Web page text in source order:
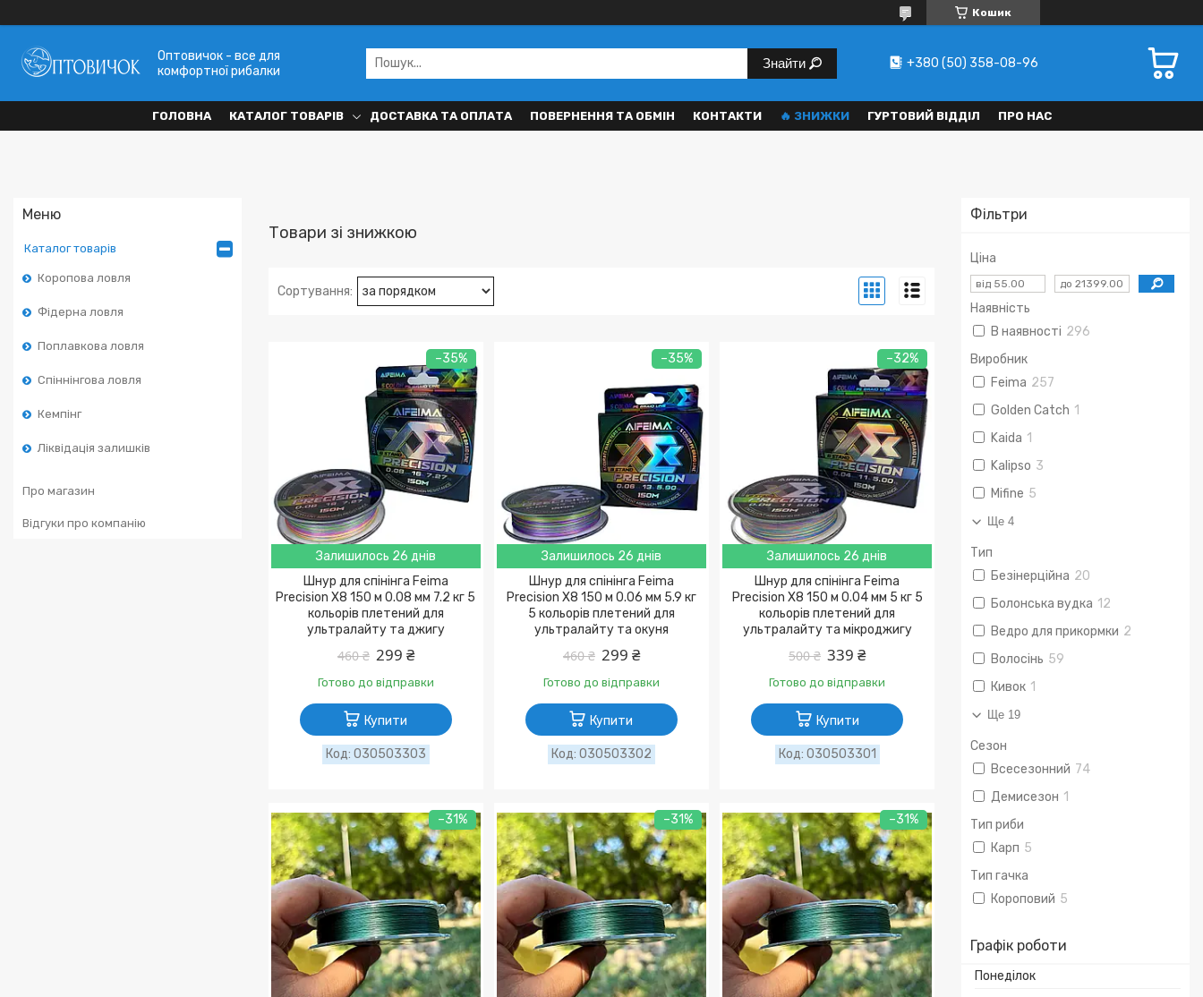
Кошик
Оптовичок - все для
комфортної рибалки
Знайти +380 (50) 358-08-96
ГОЛОВНА КАТАЛОГ ТОВАРІВ ДОСТАВКА ТА ОПЛАТА ПОВЕРНЕННЯ ТА ОБМІН КОНТАКТИ 🔥 ЗНИЖКИ ГУРТОВИЙ ВІДДІЛ ПРО НАС
Каталог товарів
Коропова ловля
Фідерна ловля
Поплавкова ловля
Спіннінгова ловля
Кемпінг
Ліквідація залишків
Про магазин
Відгуки про компанію
Фільтри
Ціна
Наявність
В наявності 296
Виробник
Feima 257
Golden Catch 1
Kaida 1
Kalipso 3
Mifine 5
Ще 4
Тип
Безінерційна 20
Болонська вудка 12
Ведро для прикормки 2
Волосінь 59
Кивок 1
Ще 19
Сезон
Всесезонний 74
Демисезон 1
Тип риби
Карп 5
Тип гачка
Короповий 5
Графік роботи
Понеділок
Товари зі знижкою
–35%
Залишилось 26 днів
Шнур для спінінга Feima
Precision X8 150 м 0.08 мм 7.2 кг 5
кольорів плетений для
ультралайту та джигу
460 ₴ 299 ₴
Готово до відправки
Купити
030503303
–35%
Залишилось 26 днів
Шнур для спінінга Feima
Precision X8 150 м 0.06 мм 5.9 кг
5 кольорів плетений для
ультралайту та окуня
460 ₴ 299 ₴
Готово до відправки
Купити
030503302
–32%
Залишилось 26 днів
Шнур для спінінга Feima
Precision X8 150 м 0.04 мм 5 кг 5
кольорів плетений для
ультралайту та мікроджигу
500 ₴ 339 ₴
Готово до відправки
Купити
030503301
–31% –31% –31%